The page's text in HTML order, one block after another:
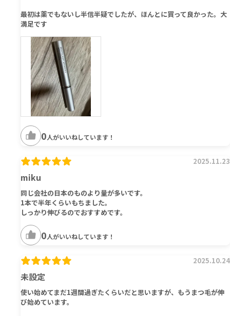
最初は薬でもないし半信半疑でしたが、ほんとに買って良かった。大
満足です
0人がいいねしています！
miku
2025.11.23
同じ会社の日本のものより量が多いです。
1本で半年くらいもちました。
しっかり伸びるのでおすすめです。
0人がいいねしています！
未設定
2025.10.24
使い始めてまだ1週間過ぎたくらいだと思いますが、もうまつ毛が伸
び始めています。